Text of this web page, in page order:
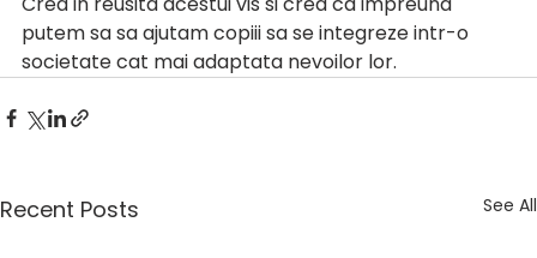
putem sa sa ajutam copiii sa se integreze intr-o
societate cat mai adaptata nevoilor lor.
Recent Posts See All